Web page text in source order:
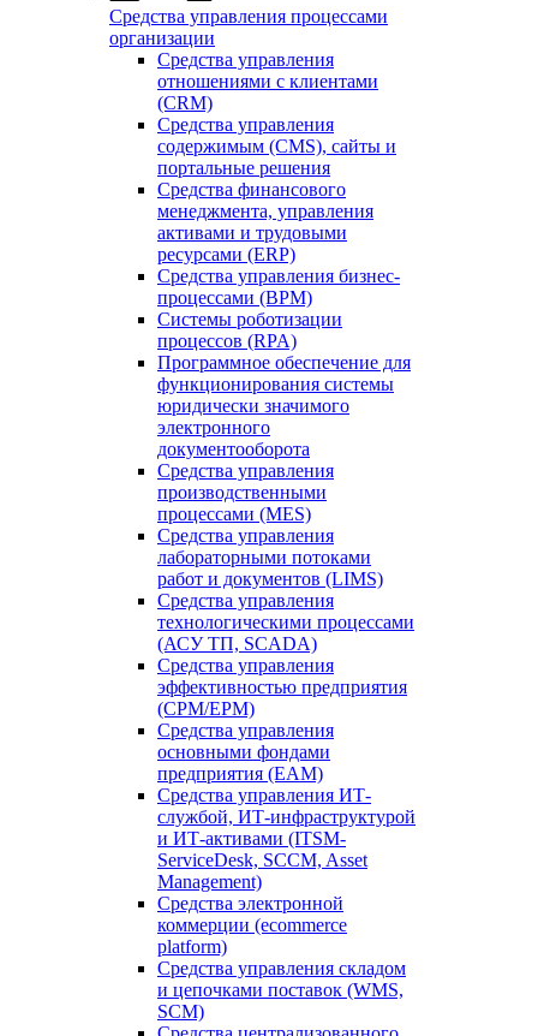
Средства управления процессами
организации
Средства управления
отношениями с клиентами
(CRM)
Средства управления
содержимым (CMS), сайты и
портальные решения
Средства финансового
менеджмента, управления
активами и трудовыми
ресурсами (ERP)
Средства управления бизнес-
процессами (BPM)
Системы роботизации
процессов (RPA)
Программное обеспечение для
функционирования системы
юридически значимого
электронного
документооборота
Средства управления
производственными
процессами (MES)
Средства управления
лабораторными потоками
работ и документов (LIMS)
Средства управления
технологическими процессами
(АСУ ТП, SCADA)
Средства управления
эффективностью предприятия
(CPM/EPM)
Средства управления
основными фондами
предприятия (EAM)
Средства управления ИТ-
службой, ИТ-инфраструктурой
и ИТ-активами (ITSM-
ServiceDesk, SCCM, Asset
Management)
Средства электронной
коммерции (ecommerce
platform)
Средства управления складом
и цепочками поставок (WMS,
SCM)